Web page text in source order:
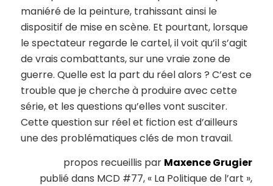
maniéré de la peinture, trahissant ainsi le
dispositif de mise en scène. Et pourtant, lorsque
le spectateur regarde le cartel, il voit qu’il s’agit
de vrais combattants, sur une vraie zone de
guerre. Quelle est la part du réel alors ? C’est ce
trouble que je cherche à produire avec cette
série, et les questions qu’elles vont susciter.
Cette question sur réel et fiction est d’ailleurs
une des problématiques clés de mon travail.
propos recueillis par Maxence Grugier
publié dans MCD #77, « La Politique de l’art »,